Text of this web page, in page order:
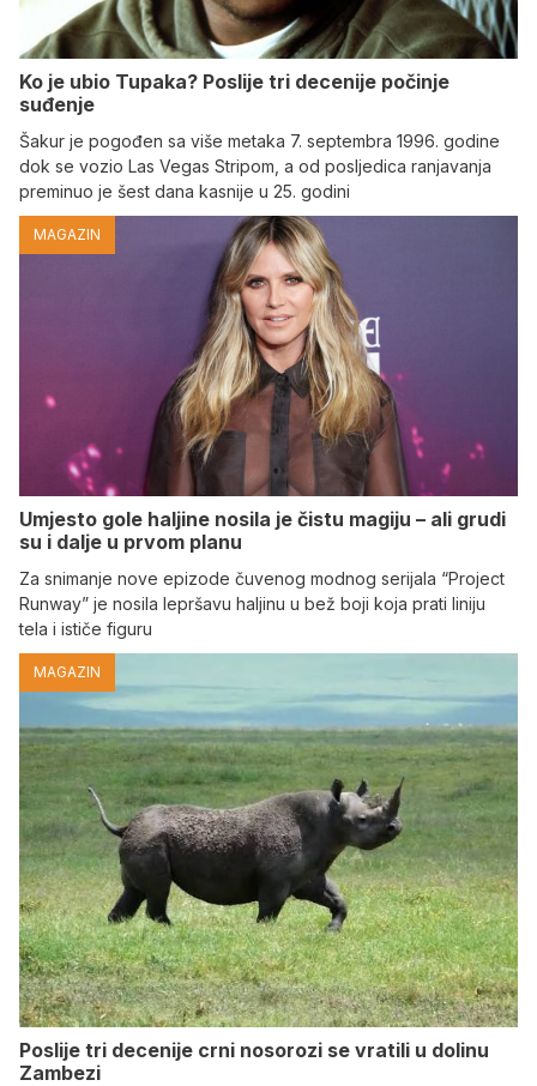
Ko je ubio Tupaka? Poslije tri decenije počinje
suđenje
Šakur je pogođen sa više metaka 7. septembra 1996. godine
dok se vozio Las Vegas Stripom, a od posljedica ranjavanja
preminuo je šest dana kasnije u 25. godini
MAGAZIN
Umjesto gole haljine nosila je čistu magiju – ali grudi
su i dalje u prvom planu
Za snimanje nove epizode čuvenog modnog serijala “Project
Runway” je nosila lepršavu haljinu u bež boji koja prati liniju
tela i ističe figuru
MAGAZIN
Poslije tri decenije crni nosorozi se vratili u dolinu
Zambezi